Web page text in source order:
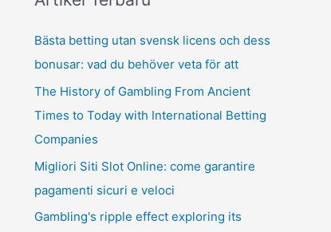
h
f
o
r
:
Bästa betting utan svensk licens och dess
bonusar: vad du behöver veta för att
The History of Gambling From Ancient
Times to Today with International Betting
Companies
Migliori Siti Slot Online: come garantire
pagamenti sicuri e veloci
Gambling's ripple effect exploring its